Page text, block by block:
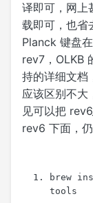
译即可，网上
载即可，也省
Planck 键盘
rev7，OLKB
持的详细文
应该区别不大
见可以把
rev6 下面，
brew
tools